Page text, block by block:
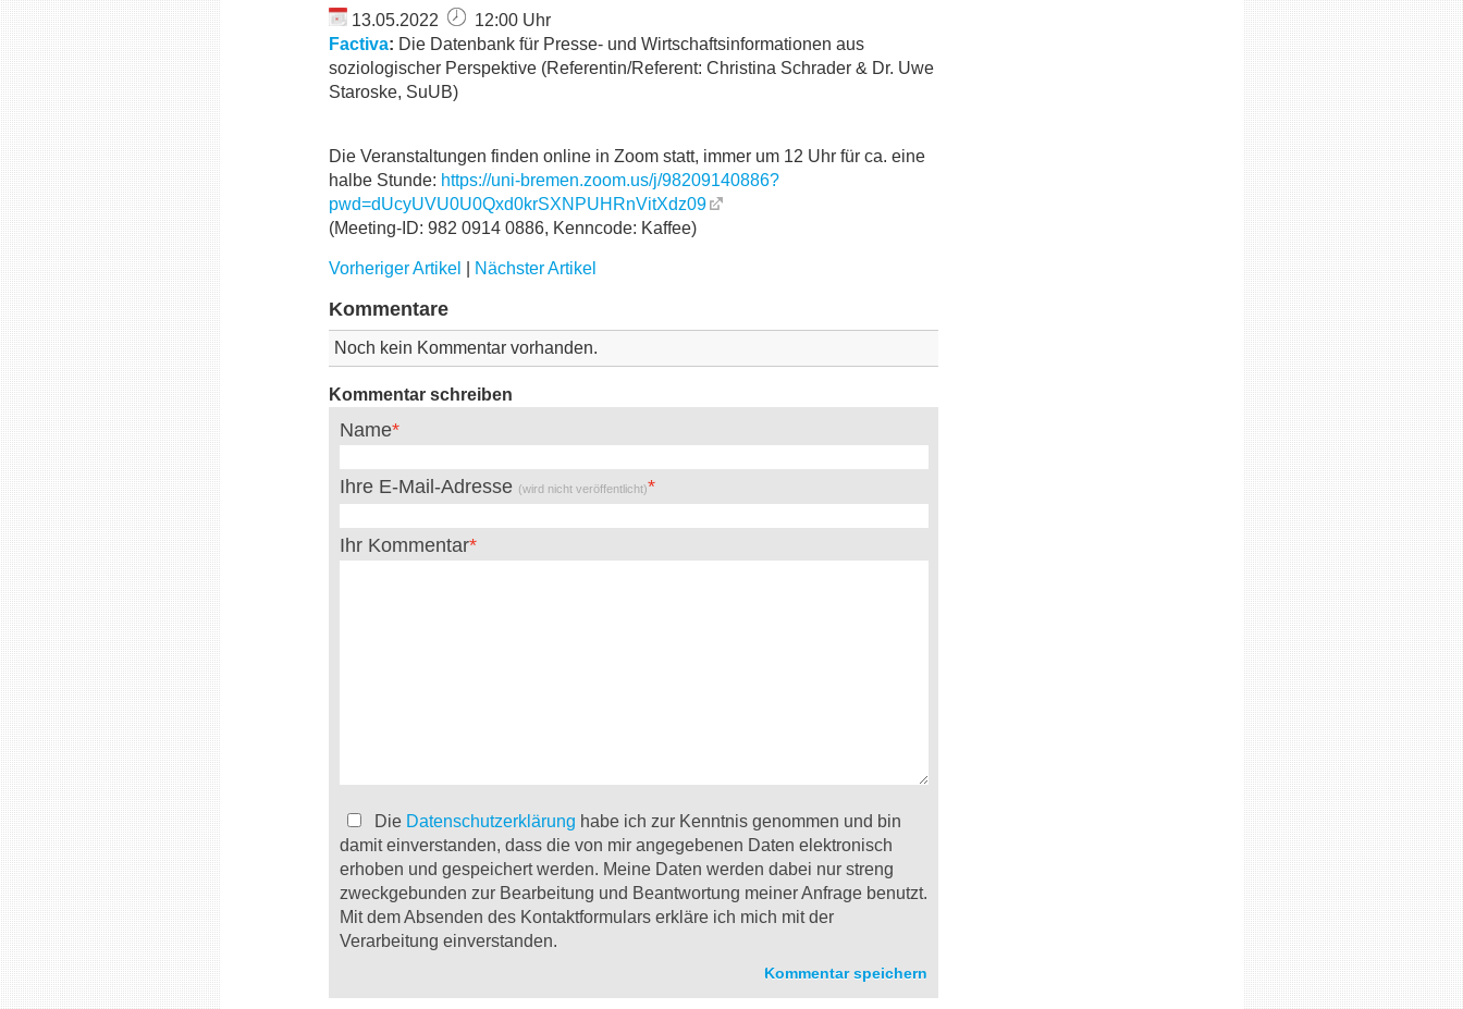
13.05.2022
12:00 Uhr
Factiva: Die Datenbank für Presse- und Wirtschaftsinformationen aus
soziologischer Perspektive (Referentin/Referent: Christina Schrader & Dr. Uwe
Staroske, SuUB)
Die Veranstaltungen finden online in Zoom statt, immer um 12 Uhr für ca. eine
halbe Stunde: https://uni-bremen.zoom.us/j/98209140886?
pwd=dUcyUVU0U0Qxd0krSXNPUHRnVitXdz09
(Meeting-ID: 982 0914 0886, Kenncode: Kaffee)
Vorheriger Artikel Nächster Artikel
Kommentare
Noch kein Kommentar vorhanden.
Kommentar schreiben
Name
Ihre E-Mail-Adresse (wird nicht veröffentlicht)
Ihr Kommentar
Die Datenschutzerklärung habe ich zur Kenntnis genommen und bin
damit einverstanden, dass die von mir angegebenen Daten elektronisch
erhoben und gespeichert werden. Meine Daten werden dabei nur streng
zweckgebunden zur Bearbeitung und Beantwortung meiner Anfrage benutzt.
Mit dem Absenden des Kontaktformulars erkläre ich mich mit der
Verarbeitung einverstanden.